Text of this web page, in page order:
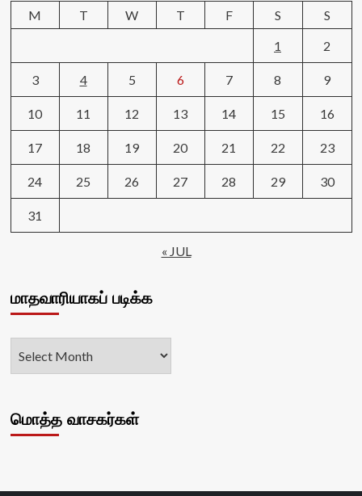
M T W T F S
S
1
2
3 4 5 6 7 8 9
10 11 12 13 14 15 16
17 18 19 20 21 22 23
24 25 26 27 28 29 30
31
« JUL
மாதவாரியாகப் படிக்க
மொத்த வாசகர்கள்